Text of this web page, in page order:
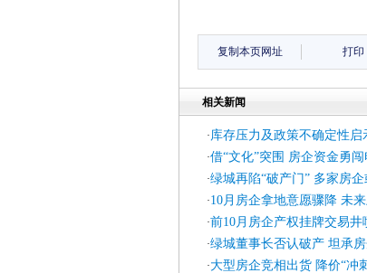
复制本页网址 打印
相关新闻
·库存压力及政策不确定性
·借“文化”突围 房企资金勇
·绿城再陷“破产门” 多家房
·10月房企拿地意愿骤降 未
·前10月房企产权挂牌交易井
·绿城董事长否认破产 坦承
·大型房企竞相出货 降价“冲